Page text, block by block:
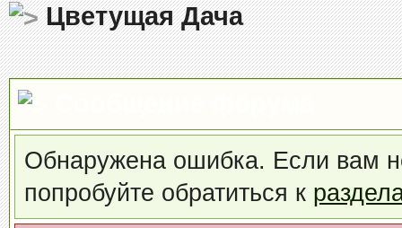
Цветущая Дача
Обнаружена ошибка. Если вам
попробуйте обратиться к